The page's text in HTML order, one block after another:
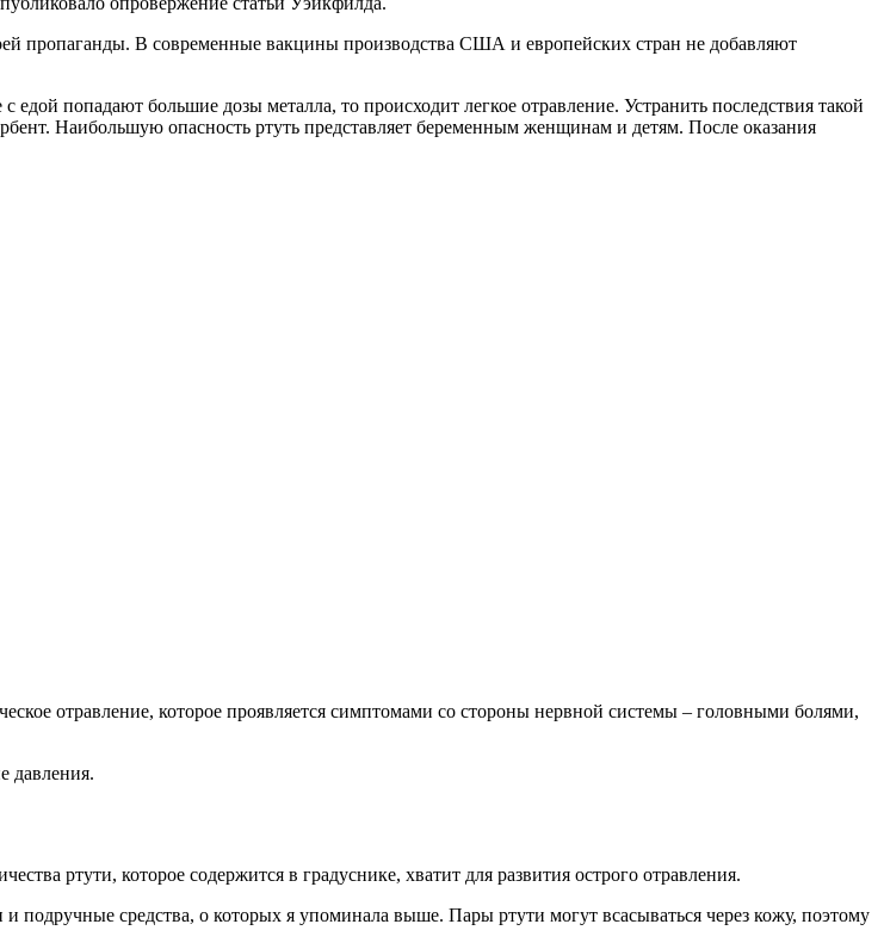
пропаганды. В современные вакцины производства США и европейских стран не добавляют
едой попадают большие дозы металла, то происходит легкое отравление. Устранить последствия такой
Наибольшую опасность ртуть представляет беременным женщинам и детям. После оказания
отравление, которое проявляется симптомами со стороны нервной системы – головными болями,
давления.
ртути, которое содержится в градуснике, хватит для развития острого отравления.
подручные средства, о которых я упоминала выше. Пары ртути могут всасываться через кожу, поэтому